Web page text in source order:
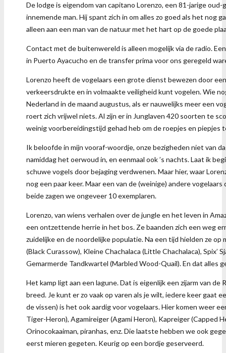
De lodge is eigendom van capitano Lorenzo, een 81-jarige
innemende man. Hij spant zich in om alles zo goed als het nog
alleen aan een man van de natuur met het hart op de goede
Contact met de buitenwereld is alleen mogelijk via de radio.
in Puerto Ayacucho en de transfer prima voor ons geregeld
Lorenzo heeft de vogelaars een grote dienst bewezen door
verkeersdrukte en in volmaakte veiligheid kunt vogelen. Wie
Nederland in de maand augustus, als er nauwelijks meer een
roert zich vrijwel niets. Al zijn er in Junglaven 420 soorten te
weinig voorbereidingstijd gehad heb om de roepjes en piepjes
Ik beloofde in mijn vooraf-woordje, onze bezigheden niet van
namiddag het oerwoud in, en eenmaal ook ’s nachts. Laat ik
schuwe vogels door bejaging verdwenen. Maar hier, waar
nog een paar keer. Maar een van de (weinige) andere
beide zagen we ongeveer 10 exemplaren.
Lorenzo, van wiens verhalen over de jungle en het leven in
een ontzettende herrie in het bos. Ze baanden zich een weg
zuidelijke en de noordelijke populatie. Na een tijd hielden ze
(Black Curassow), Kleine Chachalaca (Little Chachalaca),
Gemarmerde Tandkwartel (Marbled Wood-Quail). En dat alles
Het kamp ligt aan een lagune. Dat is eigenlijk een zijarm van
breed. Je kunt er zo vaak op varen als je wilt, iedere keer gaat
de vissen) is het ook aardig voor vogelaars. Hier komen weer
Tiger-Heron), Agamireiger (Agami Heron), Kapreiger
Orinocokaaiman, piranhas, enz. Die laatste hebben we ook
eerst mieren gegeten. Keurig op een bordje geserveerd.